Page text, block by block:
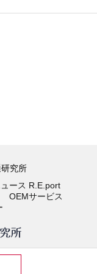
究所
ース R.E.port
OEMサービス